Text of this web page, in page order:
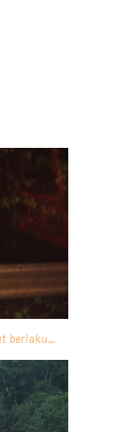
berlaku....